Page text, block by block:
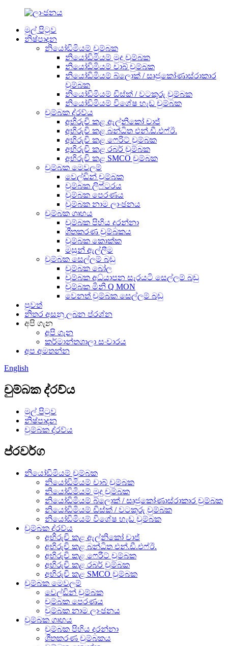
මුල් පිටුව
නිෂ්පාදන
නියෝඩිමියම් චුම්බක
නියෝඩිමියම් මුදු චුම්බක
නියෝඩිමියම් චාබ් චුම්බක
නියෝඩිමියම් බ්ලොක් / සෘජුකෝණාස්රාකාර
චුම්බක
නියෝඩිමියම් ඩිස්ක් / වටකුරු චුම්බක
නියෝඩිමියම් විශේෂ හැඩ චුම්බක
චුම්බක ද්රව්ය
අභිරුචි කළ ඇල්නිකෝ චාජ්
අභිරුචි කළ බන්ධිත එන්.ඩී.එෆ්ඊ.
අභිරුචි කළ ෆෙරිට් චුම්බක
අභිරුචි කළ රබර් චුම්බක
අභිරුචි කළ SMCO චුම්බක
චුම්බක මෙවලම්
වෙල්ඩින් චුම්බක
චුම්බක ලිෆ්ටරය
චුම්බක පෙරණය
චුම්බක නාම ලාංඡනය
චුම්බක ගෘහය
චුම්බක පිහිය දරන්නා
ශීතකරණ චුම්බකය
චුම්බක කොක්ක
මසුන් ඇල්ලීම
චුම්බක සෙල්ලම් බඩු
චුම්බක බෝල
චුම්බක අධ්යාපන සැරයටි සෙල්ලම් බඩු
චුම්බක මිනි Q MON
වෙනත් චුම්බක සෙල්ලම් බඩු
පුවත්
නිතර අසනු ලබන ප්රශ්න
අපි ගැන
අපි ගැන
කර්මාන්තශාලා සංචාරය
අප අමතන්න
English
චුම්බක ද්රව්ය
මුල් පිටුව
නිෂ්පාදන
චුම්බක ද්රව්ය
ප්රවර්ග
නියෝඩිමියම් චුම්බක
නියෝඩිමියම් චාබ් චුම්බක
නියෝඩිමියම් මුදු චුම්බක
නියෝඩිමියම් බ්ලොක් / සෘජුකෝණාස්රාකාර චුම්බක
නියෝඩිමියම් ඩිස්ක් / වටකුරු චුම්බක
නියෝඩිමියම් විශේෂ හැඩ චුම්බක
චුම්බක ද්රව්ය
අභිරුචි කළ ඇල්නිකෝ චාජ්
අභිරුචි කළ බන්ධිත එන්.ඩී.එෆ්ඊ.
අභිරුචි කළ ෆෙරීට් චුම්බක
අභිරුචි කළ රබර් චුම්බක
අභිරුචි කළ SMCO චුම්බක
චුම්බක මෙවලම්
වෙල්ඩින් චුම්බක
චුම්බක පෙරණය
චුම්බක නාම ලාංඡනය
චුම්බක ගෘහය
චුම්බක පිහිය දරන්නා
ශීතකරණ චුම්බකය